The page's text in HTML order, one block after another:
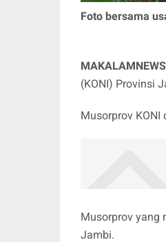
Foto bersama
(KONI) Provinsi
Musorprov KONI
Musorprov yang
Jambi.